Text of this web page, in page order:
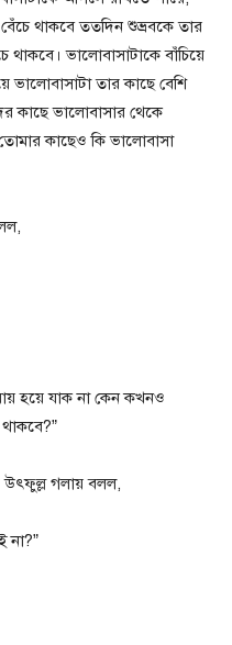
থাকবে ততদিন শুভ্রবকে তার
ভালোবাসাটাকে বাঁচিয়ে
ভালোবাসাটা তার কাছে বেশি
কাছে ভালোবাসার থেকে
তোমার কাছেও কি ভালোবাসা
হয়ে যাক না কেন কখনও
উৎফুল্ল গলায় বলল,